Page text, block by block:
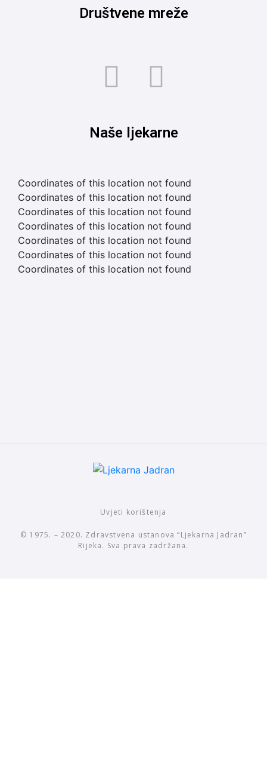
Društvene mreže
Naše ljekarne
Coordinates of this location not found
Coordinates of this location not found
Coordinates of this location not found
Coordinates of this location not found
Coordinates of this location not found
Coordinates of this location not found
Coordinates of this location not found
Uvjeti korištenja
© 1975. – 2020. Zdravstvena ustanova “Ljekarna Jadran”
Rijeka. Sva prava zadržana.